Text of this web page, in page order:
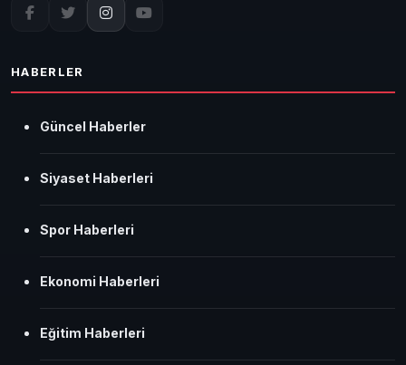
HABERLER
Güncel Haberler
Siyaset Haberleri
Spor Haberleri
Ekonomi Haberleri
Eğitim Haberleri